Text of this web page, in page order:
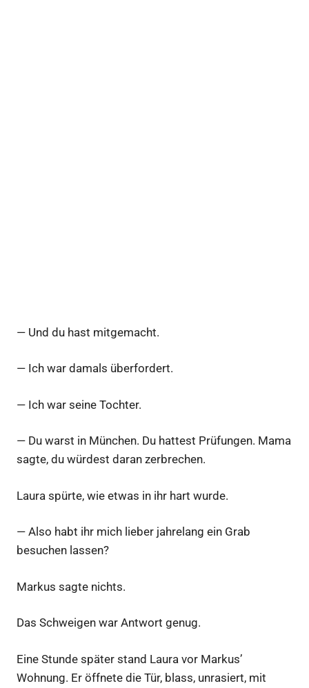
— Und du hast mitgemacht.
— Ich war damals überfordert.
— Ich war seine Tochter.
— Du warst in München. Du hattest Prüfungen. Mama
sagte, du würdest daran zerbrechen.
Laura spürte, wie etwas in ihr hart wurde.
— Also habt ihr mich lieber jahrelang ein Grab
besuchen lassen?
Markus sagte nichts.
Das Schweigen war Antwort genug.
Eine Stunde später stand Laura vor Markus’
Wohnung. Er öffnete die Tür, blass, unrasiert, mit